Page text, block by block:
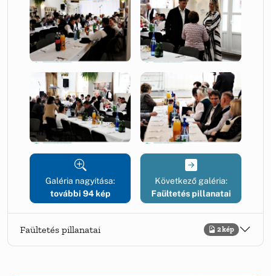
Galéria nagyítása:
további 94 kép
Következő galéria:
Faültetés pillanatai
Faültetés pillanatai 2 kép